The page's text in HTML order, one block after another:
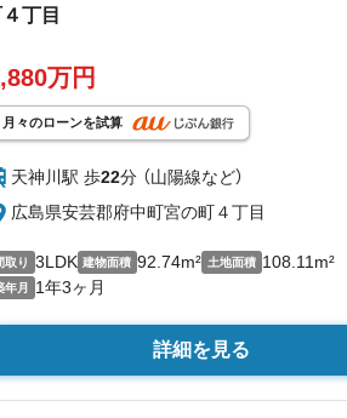
丁目
万円
月々のローンを試算
天神川駅 歩22分 （山陽線など）
広島県安芸郡府中町宮の町４丁目
取り 3LDK 建物面積 92.74m² 土地面積 108.11m²
年月 1年3ヶ月
詳細を見る